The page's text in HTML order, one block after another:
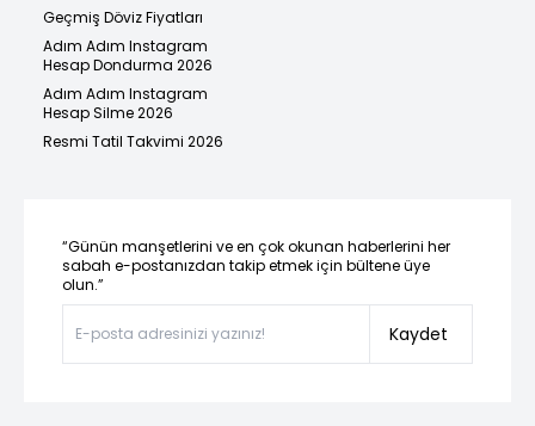
Geçmiş Döviz Fiyatları
Adım Adım Instagram
Hesap Dondurma 2026
Adım Adım Instagram
Hesap Silme 2026
Resmi Tatil Takvimi 2026
“Günün manşetlerini ve en çok okunan haberlerini her
sabah e-postanızdan takip etmek için bültene üye
olun.”
Kaydet